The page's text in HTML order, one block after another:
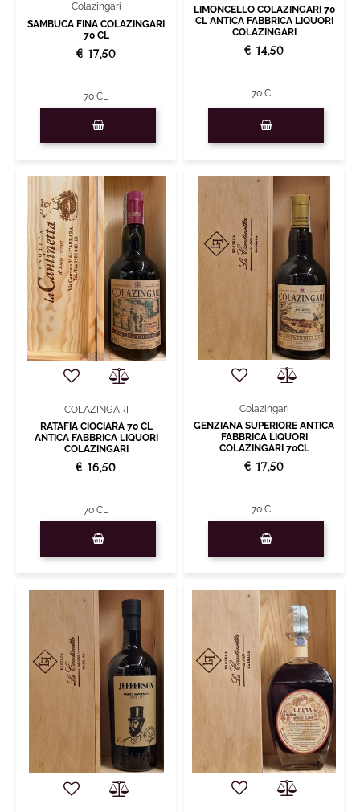
Colazingari
SAMBUCA FINA COLAZINGARI
70 CL
€ 17,50
70 CL
LIMONCELLO COLAZINGARI 70
CL ANTICA FABBRICA LIQUORI
COLAZINGARI
€ 14,50
70 CL
COLAZINGARI
RATAFIA CIOCIARA 70 CL
ANTICA FABBRICA LIQUORI
COLAZINGARI
€ 16,50
70 CL
Colazingari
GENZIANA SUPERIORE ANTICA
FABBRICA LIQUORI
COLAZINGARI 70CL
€ 17,50
70 CL